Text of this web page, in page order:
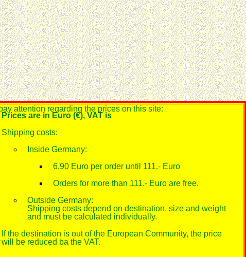
attention regarding the prices on this site:
Prices are in Euro (€), VAT is
Shipping costs:
Inside Germany:
6.90 Euro per order until 111.- Euro
Orders for more than 111.- Euro are free.
Outside Germany:
Shipping costs depend on destination, size and weight
and must be calculated individually.
If the destination is out of the European Community, the price
will be reduced ba the VAT.